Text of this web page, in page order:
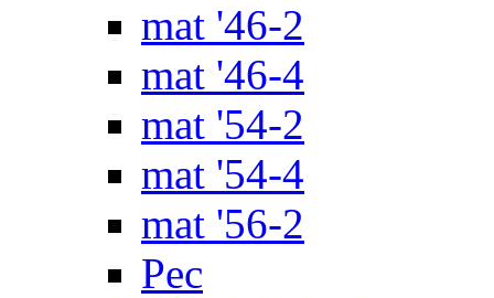
mat '46-2
mat '46-4
mat '54-2
mat '54-4
mat '56-2
Pec